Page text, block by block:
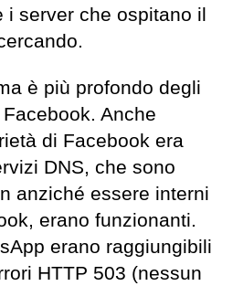
i server che ospitano il
è più profondo degli
Anche
di Facebook era
DNS, che sono
anziché essere interni
erano funzionanti.
erano raggiungibili
HTTP 503 (nessun